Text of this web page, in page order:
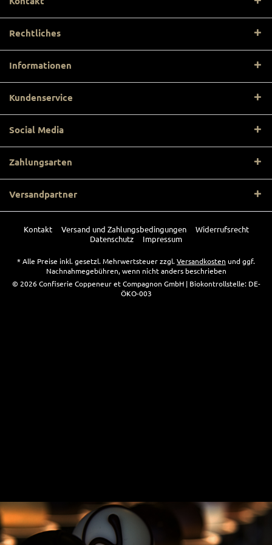
Rechtliches
Informationen
Kundenservice
Social Media
Zahlungsarten
Versandpartner
Kontakt Versand und Zahlungsbedingungen
Widerrufsrecht
Datenschutz
Impressum
* Alle Preise inkl. gesetzl. Mehrwertsteuer zzgl.Versandkosten und ggf.
Nachnahmegebühren, wenn nicht anders beschrieben
© 2026 Confiserie Coppeneur et Compagnon GmbH | Biokontrollstelle: DE-
ÖKO-003